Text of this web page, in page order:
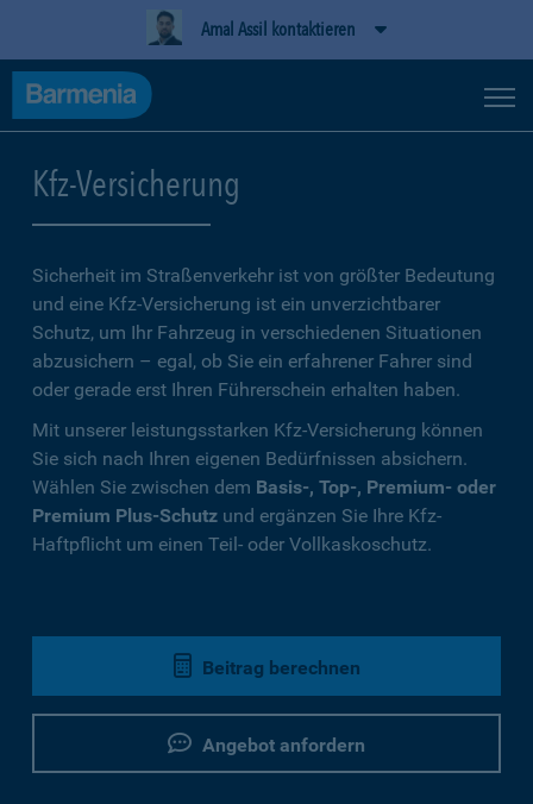
Amal Assil kontaktieren
Kfz-Versicherung
Sicherheit im Straßenverkehr ist von größter Bedeutung
und eine Kfz-Versicherung ist ein unverzichtbarer
Schutz, um Ihr Fahrzeug in verschiedenen Situationen
abzusichern – egal, ob Sie ein erfahrener Fahrer sind
oder gerade erst Ihren Führerschein erhalten haben.
Mit unserer leistungsstarken Kfz-Versicherung können
Sie sich nach Ihren eigenen Bedürfnissen absichern.
Wählen Sie zwischen dem Basis-, Top-, Premium- oder
Premium Plus-Schutz und ergänzen Sie Ihre Kfz-
Haftpflicht um einen Teil- oder Vollkaskoschutz.
Beitrag berechnen
Angebot anfordern